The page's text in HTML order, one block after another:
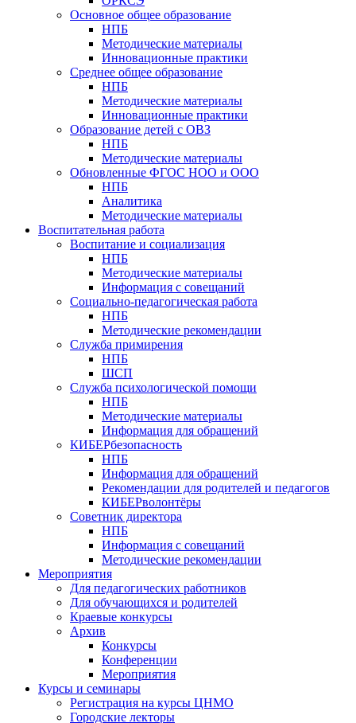
Основное общее образование
НПБ
Методические материалы
Инновационные практики
Среднее общее образование
НПБ
Методические материалы
Инновационные практики
Образование детей с ОВЗ
НПБ
Методические материалы
Обновленные ФГОС НОО и ООО
НПБ
Аналитика
Методические материалы
Воспитательная работа
Воспитание и социализация
НПБ
Методические материалы
Информация с совещаний
Социально-педагогическая работа
НПБ
Методические рекомендации
Служба примирения
НПБ
ШСП
Служба психологической помощи
НПБ
Методические материалы
Информация для обращений
КИБЕРбезопасность
НПБ
Информация для обращений
Рекомендации для родителей и педагогов
КИБЕРволонтёры
Советник директора
НПБ
Информация с совещаний
Методические рекомендации
Мероприятия
Для педагогических работников
Для обучающихся и родителей
Краевые конкурсы
Архив
Конкурсы
Конференции
Мероприятия
Курсы и семинары
Регистрация на курсы ЦНМО
Городские лекторы